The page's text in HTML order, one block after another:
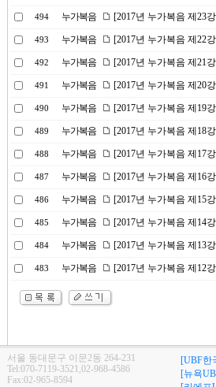
494 누가복음 [2017년 누가복음 제23
493 누가복음 [2017년 누가복음 제22
492 누가복음 [2017년 누가복음 제21
491 누가복음 [2017년 누가복음 제20
490 누가복음 [2017년 누가복음 제19
489 누가복음 [2017년 누가복음 제18
488 누가복음 [2017년 누가복음 제17
487 누가복음 [2017년 누가복음 제16
486 누가복음 [2017년 누가복음 제15
485 누가복음 [2017년 누가복음 제14
484 누가복음 [2017년 누가복음 제13
483 누가복음 [2017년 누가복음 제12
서울 동대문구 이문2동 264-231
Tel:070-7119-3521,02-968-4586
Fax:02-965-8594
[UBF한
[뉴욕